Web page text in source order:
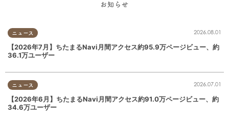
お知らせ
ニュース 2026.08.01
【2026年7月】ちたまるNavi月間アクセス約95.9万ページビュー、約
36.1万ユーザー
ニュース 2026.07.01
【2026年6月】ちたまるNavi月間アクセス約91.0万ページビュー、約
34.6万ユーザー